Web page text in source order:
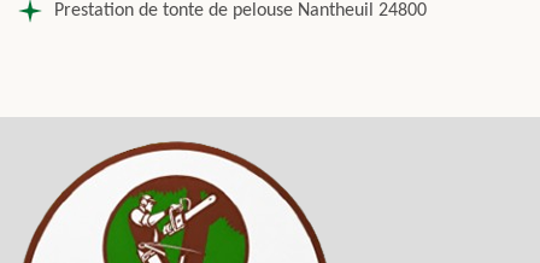
Prestation de tonte de pelouse Nantheuil 24800